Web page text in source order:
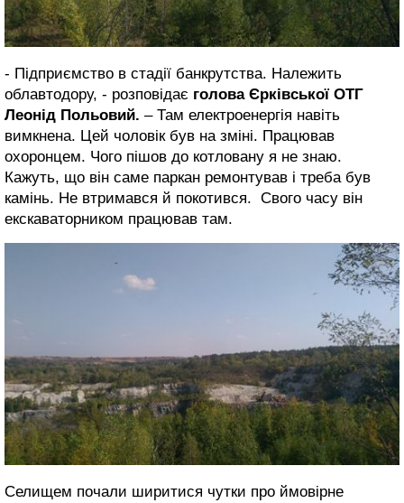
- Підприємство в стадії банкрутства. Належить
облавтодору, - розповідає голова Єрківської ОТГ
Леонід Польовий. – Там електроенергія навіть
вимкнена. Цей чоловік був на зміні. Працював
охоронцем. Чого пішов до котловану я не знаю.
Кажуть, що він саме паркан ремонтував і треба був
камінь. Не втримався й покотився. Свого часу він
екскаваторником працював там.
Селищем почали ширитися чутки про ймовірне